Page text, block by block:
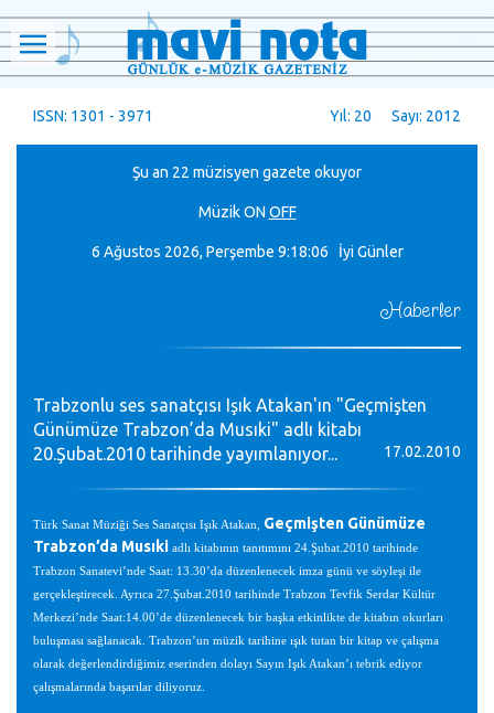
ISSN: 1301 - 3971 Yıl: 20 Sayı: 2012
Şu an 22 müzisyen gazete okuyor
MüzikON OFF
6 Ağustos 2026, Perşembe 9:18:07 İyi Günler
Haberler
Trabzonlu ses sanatçısı Işık Atakan'ın "Geçmişten
Günümüze Trabzon’da Musıki" adlı kitabı
20.Şubat.2010 tarihinde yayımlanıyor...
17.02.2010
Türk Sanat Müziği Ses Sanatçısı Işık Atakan, Geçmişten Günümüze
Trabzon’da Musıki adlı kitabının tanıtımını 24.Şubat.2010 tarihinde
Trabzon Sanatevi’nde Saat: 13.30’da düzenlenecek imza günü ve söyleşi ile
gerçekleştirecek. Ayrıca 27.Şubat.2010 tarihinde Trabzon Tevfik Serdar Kültür
Merkezi’nde Saat:14.00’de düzenlenecek bir başka etkinlikte de kitabın okurları
buluşması sağlanacak. Trabzon’un müzik tarihine ışık tutan bir kitap ve çalışma
olarak değerlendirdiğimiz eserinden dolayı Sayın Işık Atakan’ı tebrik ediyor
çalışmalarında başarılar diliyoruz.